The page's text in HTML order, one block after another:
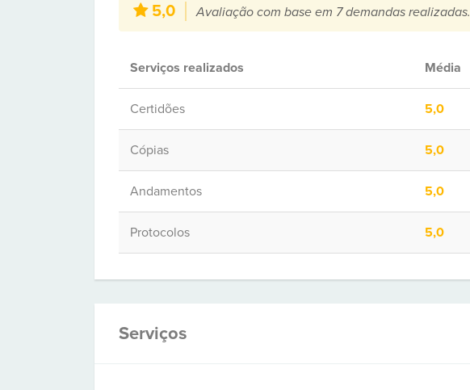
5,0 Avaliação com base em 7 demandas realizadas.
Serviços realizados Média
Certidões 5,0
Cópias 5,0
Andamentos 5,0
Protocolos 5,0
Serviços